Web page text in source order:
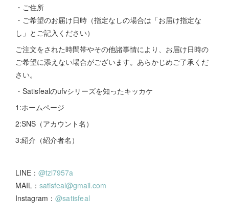
・ご住所
・ご希望のお届け日時（指定なしの場合は「お届け指定な
し」とご記入ください）
ご注文をされた時間帯やその他諸事情により、お届け日時の
ご希望に添えない場合がございます。あらかじめご了承くだ
さい。
・Satisfealのufvシリーズを知ったキッカケ
1:ホームページ
2:SNS（アカウント名）
3:紹介（紹介者名）
LINE： @tzl7957a
MAIL： satisfeal@gmail.com
Instagram： @satisfeal